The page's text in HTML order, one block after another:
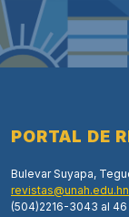
PORTAL DE
Bulevar Suyapa,
revistas@unah.edu.hn
(504)2216-3043 al 46